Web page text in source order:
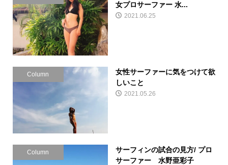
女プロサーファー 水...
2021.06.25
Column
女性サーファーに気をつけて欲
しいこと
2021.05.26
Column
サーフィンの試合の見方/ プロ
サーファー 水野亜彩子